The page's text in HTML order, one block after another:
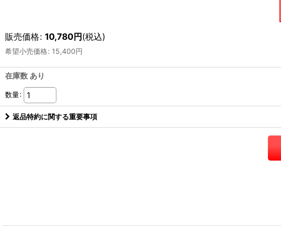
販売価格: 10,780円(税込)
希望小売価格: 15,400円
在庫数 あり
数量:
返品特約に関する重要事項